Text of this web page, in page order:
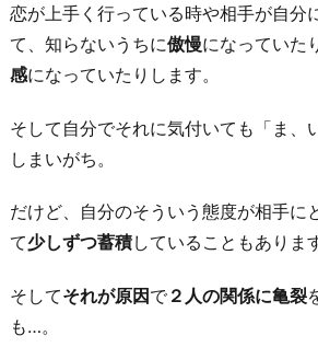
い
る」
と
お
わ
に
恋が上手く行っている時や相手が自分
て、知らないうちに傲慢になっていた
感になっていたりします。
そして自分でそれに気付いても「ま、
しまいがち。
だけど、自分のそういう態度が相手に
て少しずつ蓄積していることもありま
そしてそれが原因 で２人の関係に亀裂
も…。